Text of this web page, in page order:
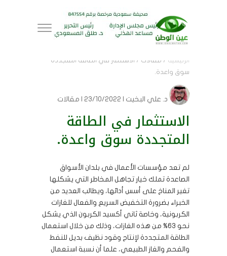
الرئيسية / مقالات / الاستثمار في الطاقة المتجددة
سوق واعدة.
د. علي البخيت
الاستثمار في الطاقة
المتجددة سوق واعدة.
لم تعد مؤسسات الأعمال في بلدان الأسواق
الصاعدة تملك خيار تجاهل المخاطر التي يشكلها
تغير المناخ على أسس أدائها، ويطالب العديد من
الخبراء بضرورة التخفيض السريع والفعال للغازات
الكربونية، وخاصة ثاني أكسيد الكربون الذي يشكل
نحو 63% من هذه الغازات، وذلك من خلال استعمال
الطاقة المتجددة لإنتاج وقود نظيف بديل للنفط
والفحم والغاز الطبيعي، علما أن نسبة استعمال